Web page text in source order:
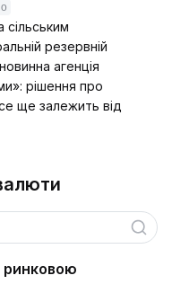
сільським
резервній
агенція
рішення про
ще залежить від
ринковою